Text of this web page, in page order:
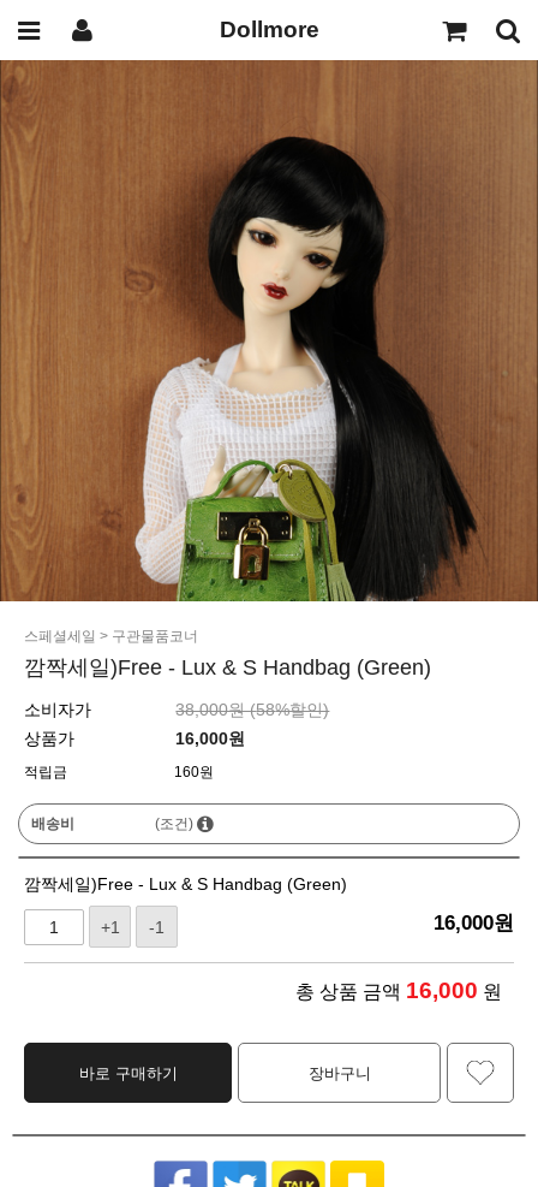
Dollmore
스페셜세일 > 구관물품코너
깜짝세일)Free - Lux & S Handbag (Green)
소비자가 38,000원 (58%할인)
상품가
16,000원
적립금 160원
배송비 (조건)
깜짝세일)Free - Lux & S Handbag (Green)
+1 -1 16,000원
총 상품 금액 16,000 원
바로 구매하기 장바구니